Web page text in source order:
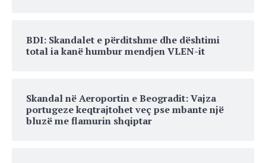
BDI: Skandalet e përditshme dhe dështimi
total ia kanë humbur mendjen VLEN-it
Skandal në Aeroportin e Beogradit: Vajza
portugeze keqtrajtohet veç pse mbante një
bluzë me flamurin shqiptar